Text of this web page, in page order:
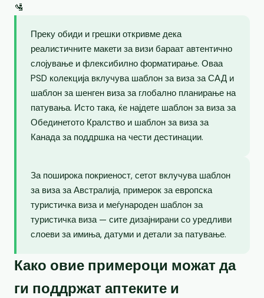
🛂
Преку обиди и грешки откривме дека
реалистичните макети за визи бараат автентично
слојување и флексибилно форматирање. Оваа
PSD колекција вклучува шаблон за виза за САД и
шаблон за шенген виза за глобално планирање на
патувања. Исто така, ќе најдете шаблон за виза за
Обединетото Кралство и шаблон за виза за
Канада за поддршка на чести дестинации.
За поширока покриеност, сетот вклучува шаблон
за виза за Австралија, примерок за европска
туристичка виза и меѓународен шаблон за
туристичка виза — сите дизајнирани со уредливи
слоеви за имиња, датуми и детали за патување.
Како овие примероци можат да
ги поддржат аптеките и